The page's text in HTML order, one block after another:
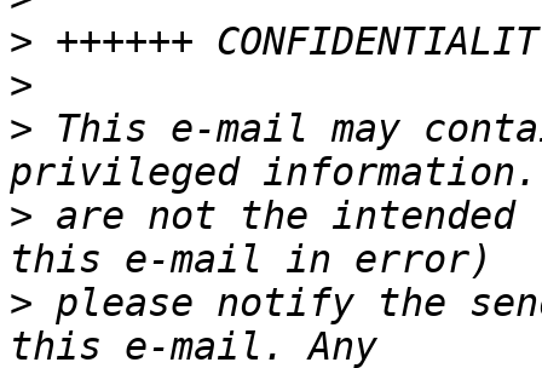
>
>
> This e-mail may
> are not the
> please notify the